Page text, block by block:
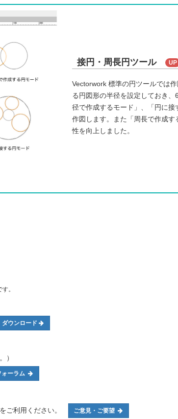
接円・周長円ツール UP
Vectorwork 標準の円ツールでは
る円図形の半径を設定しておき
径で作成するモード」、「円に
作図します。また「周⻑で作成
性を向上しました。
。
ダウンロード
）
ーラム
ご利用ください。 ご意見・ご要望